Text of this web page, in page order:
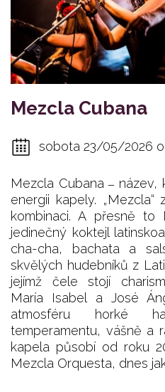
Mezcla Cubana
sobota 23/05/2026
Mezcla Cubana– název,
energii kapely. „Mezcla“
kombinaci. A přesně to
jedinečný koktejl
cha-cha, bachata a
skvělých hudebníků z
jejímž čele stojí
María Isabel a José
atmosféru horké
temperamentu, vášně a
kapela působí od roku
Mezcla Orquesta, dnes